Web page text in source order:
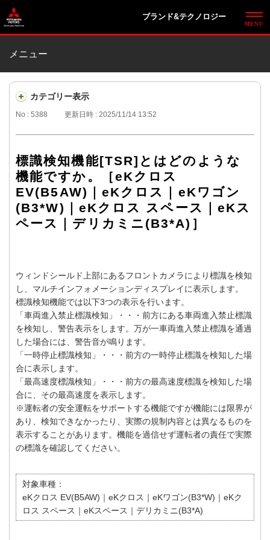
ブランド&テクノロジー
メニュー
カテゴリー表示
No : 5388 更新日時 : 2025/11/14 13:52
標識検知機能[TSR]とはどのような
機能ですか。［eKクロス
EV(B5AW)｜eKクロス｜eKワゴン
(B3*W)｜eKクロス スペース｜eKス
ペース｜デリカミニ(B3*A)］
ウィンドシールド上部にあるフロントカメラにより標識を検知
し、マルチインフォメーションディスプレイに表示します。
標識検知機能では以下3つの表示を行います。
「車両進入禁止標識検知」・・・前方にある車両進入禁止標識
を検知し、警告表示をします。万が一車両進入禁止標識を通過
した場合には、警告音が鳴ります。
「一時停止標識検知」・・・前方の一時停止標識を検知した場
合に表示します。
「最高速度標識検知」・・・前方の最高速度標識を検知した場
合に、その最高速度を表示します。
※運転者の安全運転をサポートする機能ですが機能には限界が
あり、検知できなかったり、実際の規制内容とは異なるものを
表示することがあります。機能を過信せず運転者の責任で実際
の標識を確認してください。
対象車種：
eKクロス EV(B5AW)｜eKクロス｜eKワゴン(B3*W)｜eKク
ロス スペース｜eKスペース｜デリカミニ(B3*A)